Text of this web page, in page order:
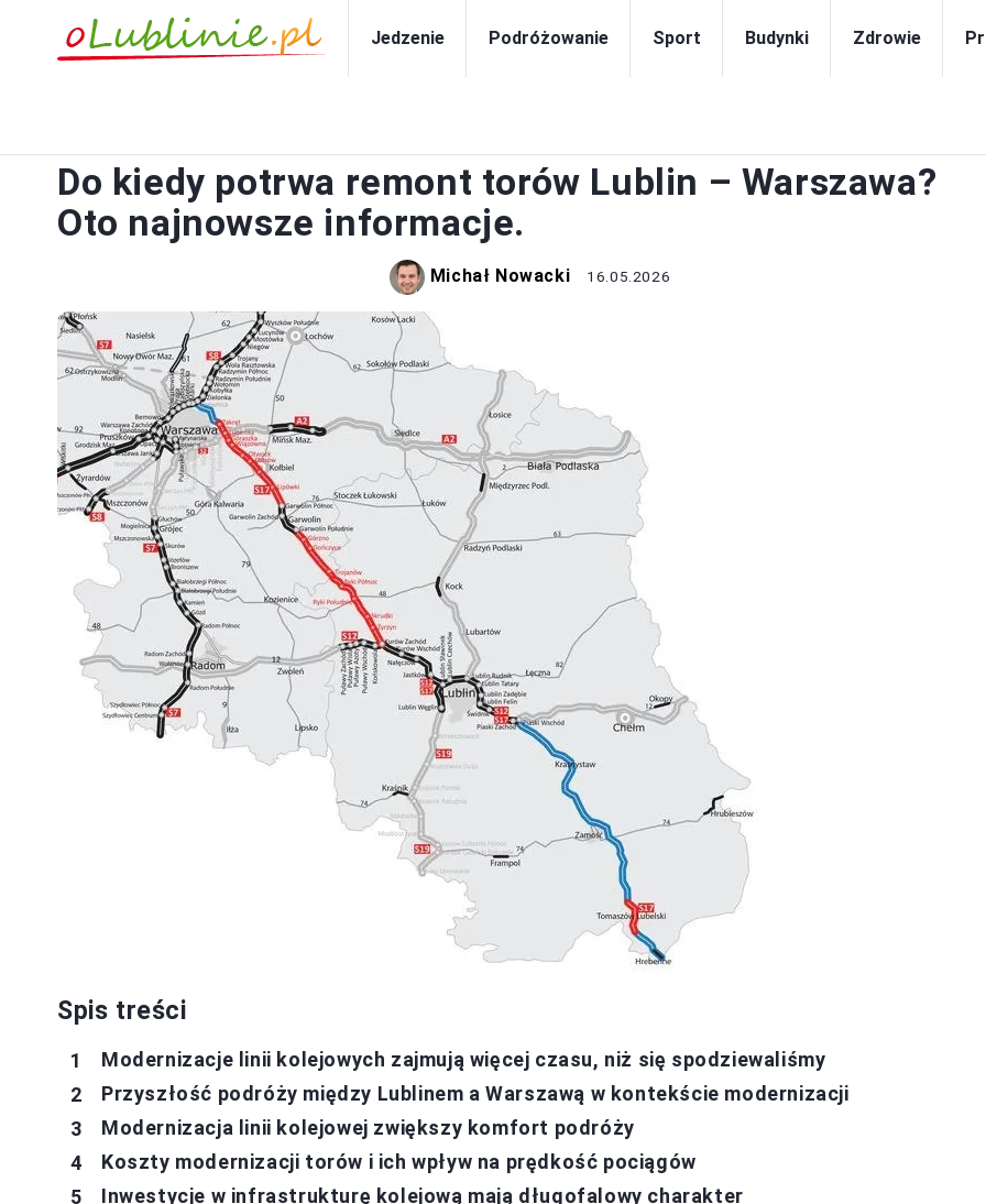
Jedzenie Podróżowanie Sport Budynki Zdrowie
Do kiedy potrwa remont torów Lublin – Warszawa?
Oto najnowsze informacje.
Michał Nowacki 16.05.2026
Spis treści
Modernizacje linii kolejowych zajmują więcej czasu, niż się spodziewaliśmy
Przyszłość podróży między Lublinem a Warszawą w kontekście modernizacji
Modernizacja linii kolejowej zwiększy komfort podróży
Koszty modernizacji torów i ich wpływ na prędkość pociągów
Inwestycje w infrastrukturę kolejową mają długofalowy charakter